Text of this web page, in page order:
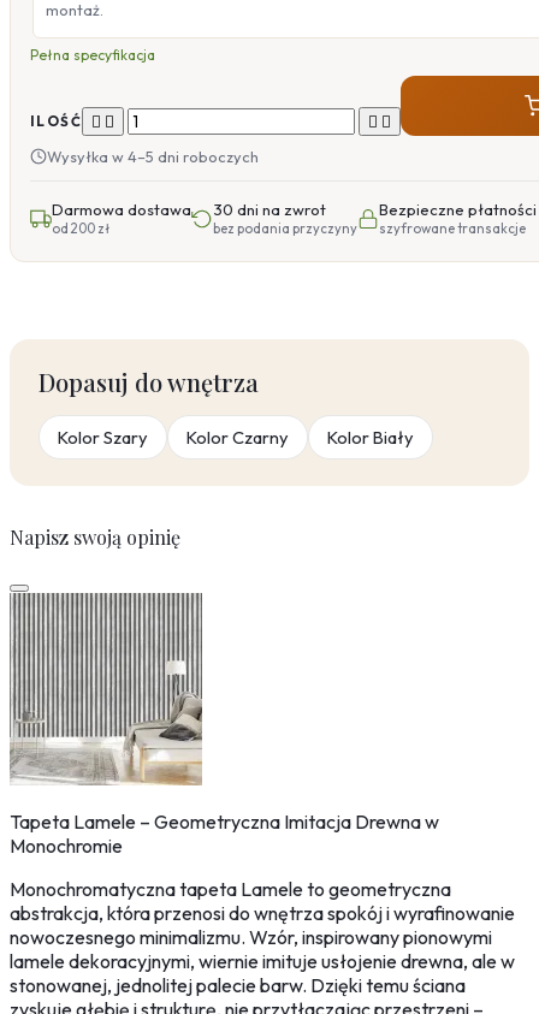
montaż.
Pełna specyfikacja
ILOŚĆ    
Wysyłka w 4–5 dni roboczych
Darmowa dostawa
od 200 zł
30 dni na zwrot
bez podania przyczyny
Bezpieczne płatności
szyfrowane transakcje
Dopasuj do wnętrza
Kolor Szary Kolor Czarny Kolor Biały
Napisz swoją opinię
Tapeta Lamele – Geometryczna Imitacja Drewna w
Monochromie
Monochromatyczna tapeta Lamele to geometryczna
abstrakcja, która przenosi do wnętrza spokój i wyrafinowanie
nowoczesnego minimalizmu. Wzór, inspirowany pionowymi
lamele dekoracyjnymi, wiernie imituje usłojenie drewna, ale w
stonowanej, jednolitej palecie barw. Dzięki temu ściana